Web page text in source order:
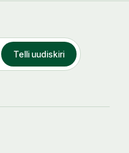
Telli uudiskiri